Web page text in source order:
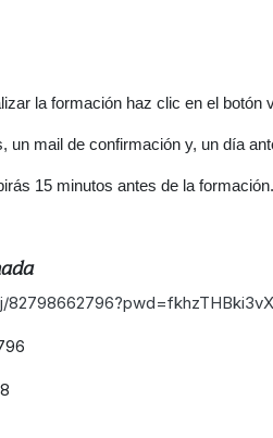
la formación haz clic en el botón
un mail de confirmación y, un día
15 minutos antes de la formación.